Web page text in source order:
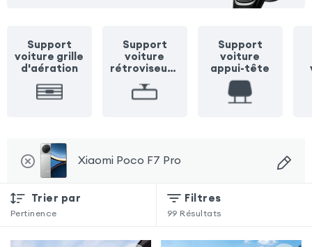
Support
voiture grille
d'aération
Support
voiture
rétroviseur /
Support
voiture
appui-tête
Xiaomi Poco F7 Pro
Trier par
Pertinence
Filtres
99 Résultats